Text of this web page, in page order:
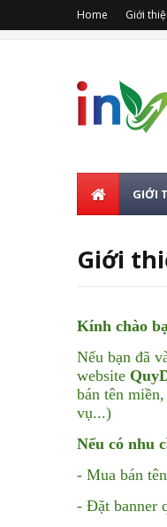
Home Giới
GIỚI
Giới
Kính chào
Nếu bạn đã
website
bán tên
vụ...)
Nếu có nhu
- Mua bán
- Đặt banner